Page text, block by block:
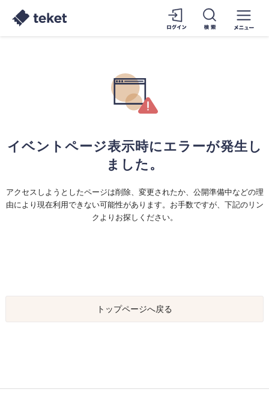
イベントページ表示時にエラーが発生し
ました。
アクセスしようとしたページは削除、変更されたか、公開準備中などの理
由により現在利用できない可能性があります。お手数ですが、下記のリン
クよりお探しください。
トップページへ戻る